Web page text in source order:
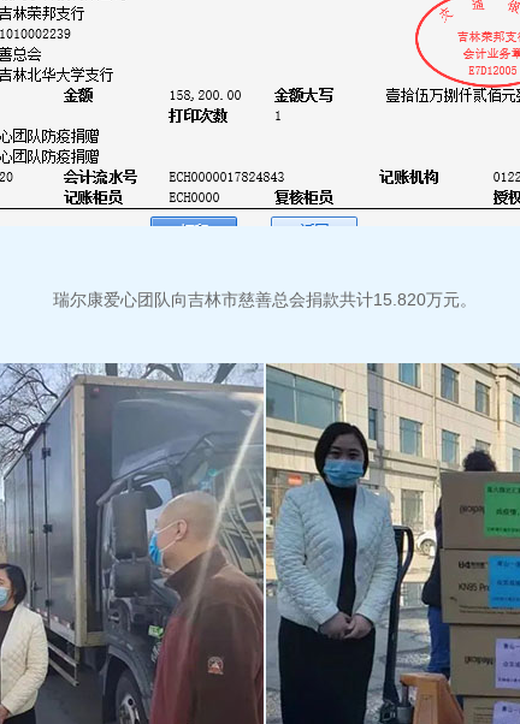
瑞尔康爱心团队向吉林市慈善总会捐款共计15.820万元。